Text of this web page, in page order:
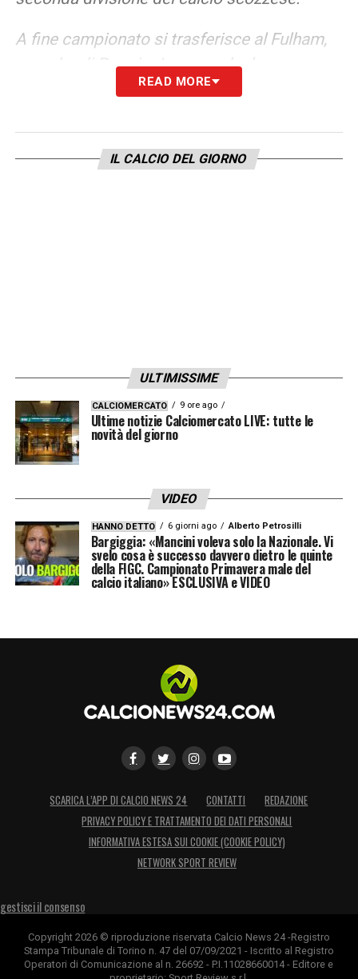
A fine campionato si trasferisce al Fulham,
squadra di Premier League, che lo aggrega
alle proprie formazioni giovanili. Disputa con
con la formazione Under 18 e la seconda
con quella Under 21, totalizzando 40
con le sue 5 reti in 37 partite. Nella stagione
successiva, sempre con Northampton,
segna altre 9 reti, a cui si aggiungono 6
assist, in 44 presenze.
Cambia casacca all’inizio del campionato
2024/25, tornando in Scozia, questa volta
nell’Hibernian FC, squadra che gioca in
Premiership, ovvero il massimo campionato
del paese. Segna la sua prima rete con la
nella partita pareggiata per 2-2 contro il
Dundee FC, chiudendo poi il campionato con
18 presenze e 6 reti, con la squadra che si
classifica per le qualificazioni di UEFA
partite di qualificazione all’Europa League
contro il Midtjylland, nelle quali Bowie
registra la sua prima presenza europea il 24
europee arriva, invece, il 14 agosto 2025
contro il Partizan Belgardo, nella sfida valida
per la qualificazione in UEFA Conference
READ MORE
IL CALCIO DEL GIORNO
ULTIMISSIME
CALCIOMERCATO 9 ore ago
Ultime notizie Calciomercato LIVE: tutte le
novità del giorno
VIDEO
HANNO DETTO 6 giorni ago Alberto Petrosilli
Bargiggia: «Mancini voleva solo la Nazionale. Vi
svelo cosa è successo davvero dietro le quinte
della FIGC. Campionato Primavera male del
calcio italiano» ESCLUSIVA e VIDEO
SCARICA L’APP DI CALCIO NEWS 24 CONTATTI
REDAZIONE
PRIVACY POLICY E TRATTAMENTO DEI DATI PERSONALI
INFORMATIVA ESTESA SUI COOKIE (COOKIE POLICY)
NETWORK SPORT REVIEW
gestisci il consenso
Copyright 2026 © riproduzione riservata Calcio News 24 -Registro
Stampa Tribunale di Torino n. 47 del 07/09/2021 - Iscritto al Registro
Operatori di Comunicazione al n. 26692 - P.I.11028660014 - Editore e